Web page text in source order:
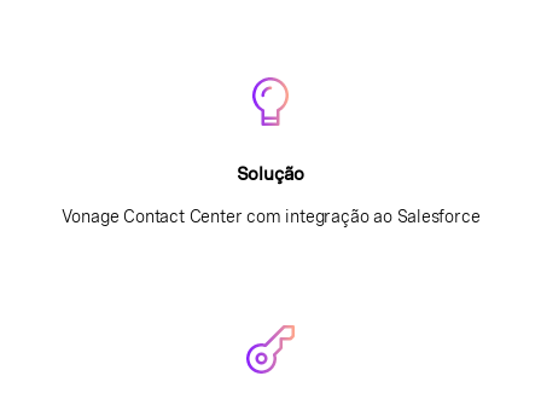
Solução
Vonage Contact Center com integração ao Salesforce